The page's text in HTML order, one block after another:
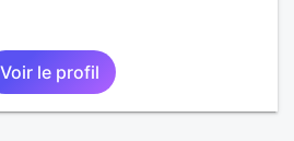
Voir le profil